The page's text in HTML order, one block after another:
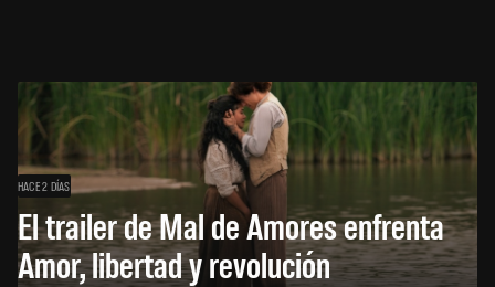
HACE 2 DÍAS
El trailer de Mal de Amores enfrenta
Amor, libertad y revolución